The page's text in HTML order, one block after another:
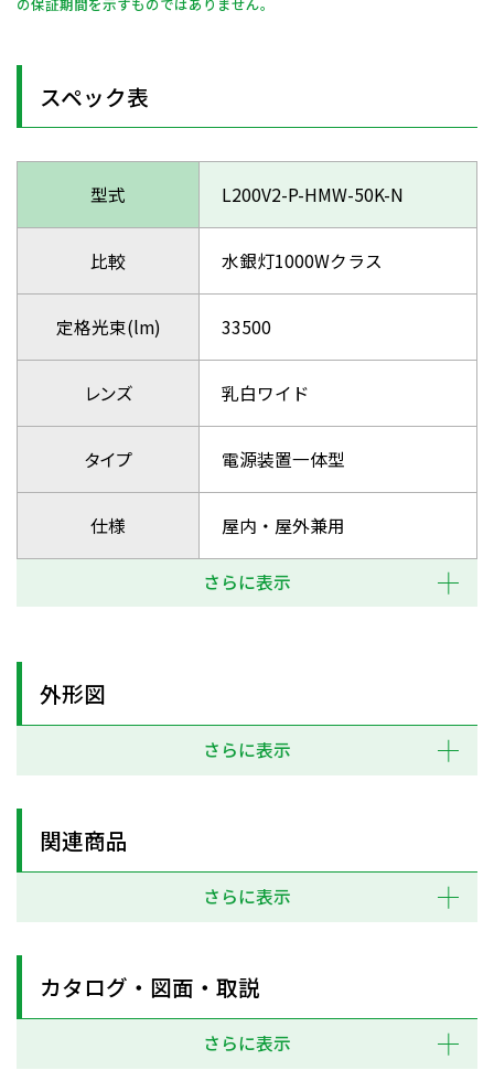
の保証期間を示すものではありません。
スペック表
型式 L200V2-P-HMW-50K-N
比較 水銀灯1000Wクラス
定格光束(lm) 33500
レンズ 乳白ワイド
タイプ 電源装置一体型
仕様 屋内・屋外兼用
さらに表示
外形図
さらに表示
関連商品
さらに表示
カタログ・図面・取説
さらに表示